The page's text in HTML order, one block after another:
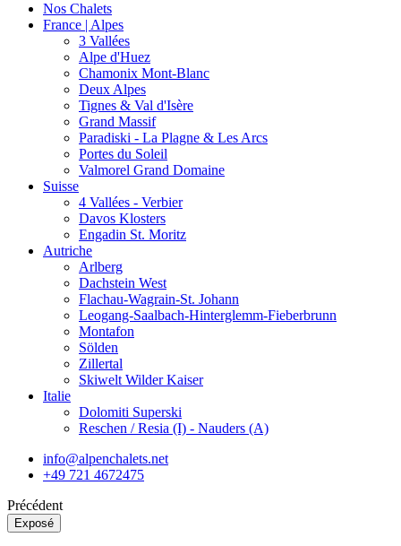
Nos Chalets
France | Alpes
3 Vallées
Alpe d'Huez
Chamonix Mont-Blanc
Deux Alpes
Tignes & Val d'Isère
Grand Massif
Paradiski - La Plagne & Les Arcs
Portes du Soleil
Valmorel Grand Domaine
Suisse
4 Vallées - Verbier
Davos Klosters
Engadin St. Moritz
Autriche
Arlberg
Dachstein West
Flachau-Wagrain-St. Johann
Leogang-Saalbach-Hinterglemm-Fieberbrunn
Montafon
Sölden
Zillertal
Skiwelt Wilder Kaiser
Italie
Dolomiti Superski
Reschen / Resia (I) - Nauders (A)
info@alpenchalets.net
+49 721 4672475
Précédent
Exposé